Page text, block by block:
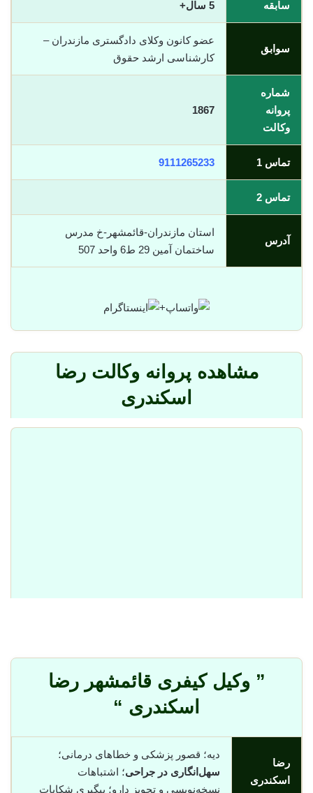
سابقه 5 سال+
سوابق
عضو کانون وکلای دادگستری مازندران –
کارشناسی ارشد حقوق
شماره
پروانه
وکالت
1867
تماس 1 9111265233
تماس 2
آدرس
استان مازندران-قائمشهر-خ مدرس
ساختمان آمین 29 ط6 واحد 507
+
مشاهده پروانه وکالت رضا
اسکندری
” وکیل کیفری قائمشهر رضا
اسکندری “
رضا
اسکندری
دیه؛ قصور پزشکی و خطاهای درمانی؛
سهل‌انگاری در جراحی؛ اشتباهات
نسخه‌نویسی و تجویز دارو؛ پیگیری شکایات